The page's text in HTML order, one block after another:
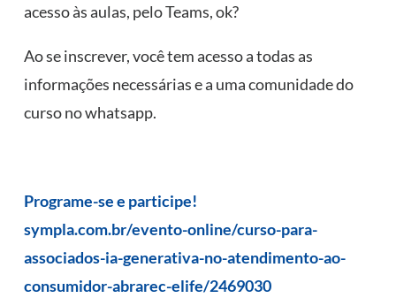
acesso às aulas, pelo Teams, ok?
Ao se inscrever, você tem acesso a todas as
informações necessárias e a uma comunidade do
curso no whatsapp.
Programe-se e participe!
sympla.com.br/evento-online/curso-para-
associados-ia-generativa-no-atendimento-ao-
consumidor-abrarec-elife/2469030